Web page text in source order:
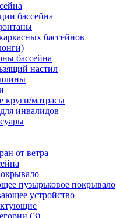
бассейна
бассейнов
бассейна
настил
круги/матрасы
инвалидов
от ветра
пузырьковое покрывало
устройство
(3)